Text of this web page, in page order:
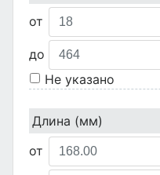
Не указано(2)
от
до
Не указано
Длина (мм)
от